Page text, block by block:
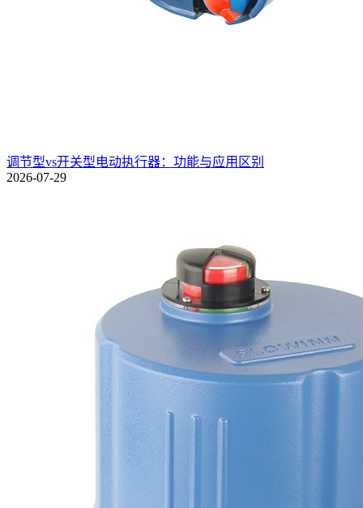
调节型vs开关型电动执行器：功能与应用区别
2026-07-29